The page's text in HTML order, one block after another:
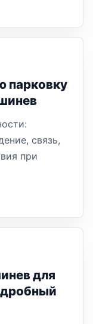
парковку
связь,
при
для